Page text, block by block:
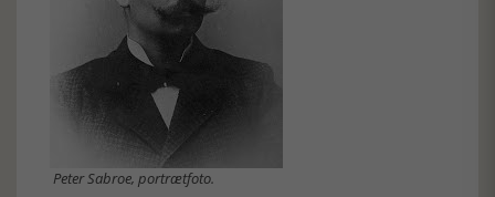
Peter Sabroe, portrætfoto.